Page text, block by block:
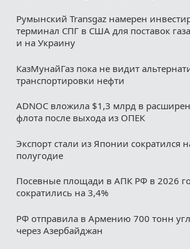
Румынский Transgaz намерен
терминал СПГ в США для поставок
и на Украину
КазМунайГаз пока не видит
транспортировки нефти
ADNOC вложила $1,3 млрд в
флота после выхода из ОПЕК
Экспорт стали из Японии сократился
полугодие
Посевные площади в АПК РФ в 2026
сократились на 3,4%
РФ отправила в Армению 700 тонн
через Азербайджан